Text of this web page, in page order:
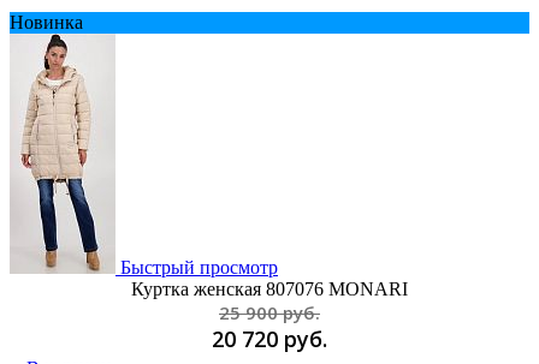
Новинка
Быстрый просмотр
Куртка женская 807076 MONARI
25 900 руб.
20 720 руб.